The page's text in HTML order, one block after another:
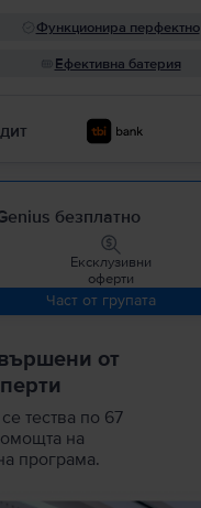
Функционира перфектно
Ефективна батерия
безплатно
Ексклузивни
оферти
Част от групата
от
тества по 67
на
програма.